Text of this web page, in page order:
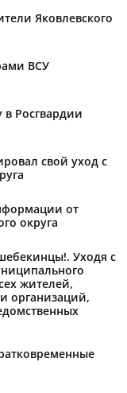
Яковлевского
ВСУ
в Росгвардии
свой уход с
от
округа
Уходя с
жителей,
организаций,